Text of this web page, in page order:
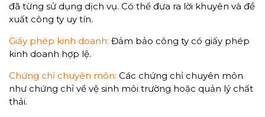
đã từng sử dụng dịch vụ. Có thể đưa ra lời khuyên và đề
xuất công ty uy tín.
Giấy phép kinh doanh: Đảm bảo công ty có giấy phép
kinh doanh hợp lệ.
Chứng chỉ chuyên môn: Các chứng chỉ chuyên môn
như chứng chỉ về vệ sinh môi trường hoặc quản lý chất
thải.